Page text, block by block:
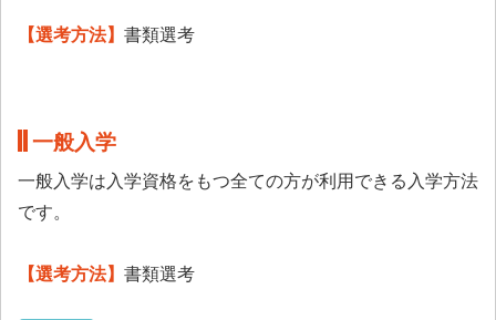
【選考方法】 書類選考
一般入学
一般入学は入学資格をもつ全ての方が利用できる入学方法
です。
【選考方法】 書類選考